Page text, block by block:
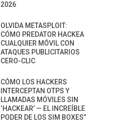
2026
OLVIDA METASPLOIT:
CÓMO PREDATOR HACKEA
CUALQUIER MÓVIL CON
ATAQUES PUBLICITARIOS
CERO-CLIC
CÓMO LOS HACKERS
INTERCEPTAN OTPS Y
LLAMADAS MÓVILES SIN
‘HACKEAR’ — EL INCREÍBLE
PODER DE LOS SIM BOXES”